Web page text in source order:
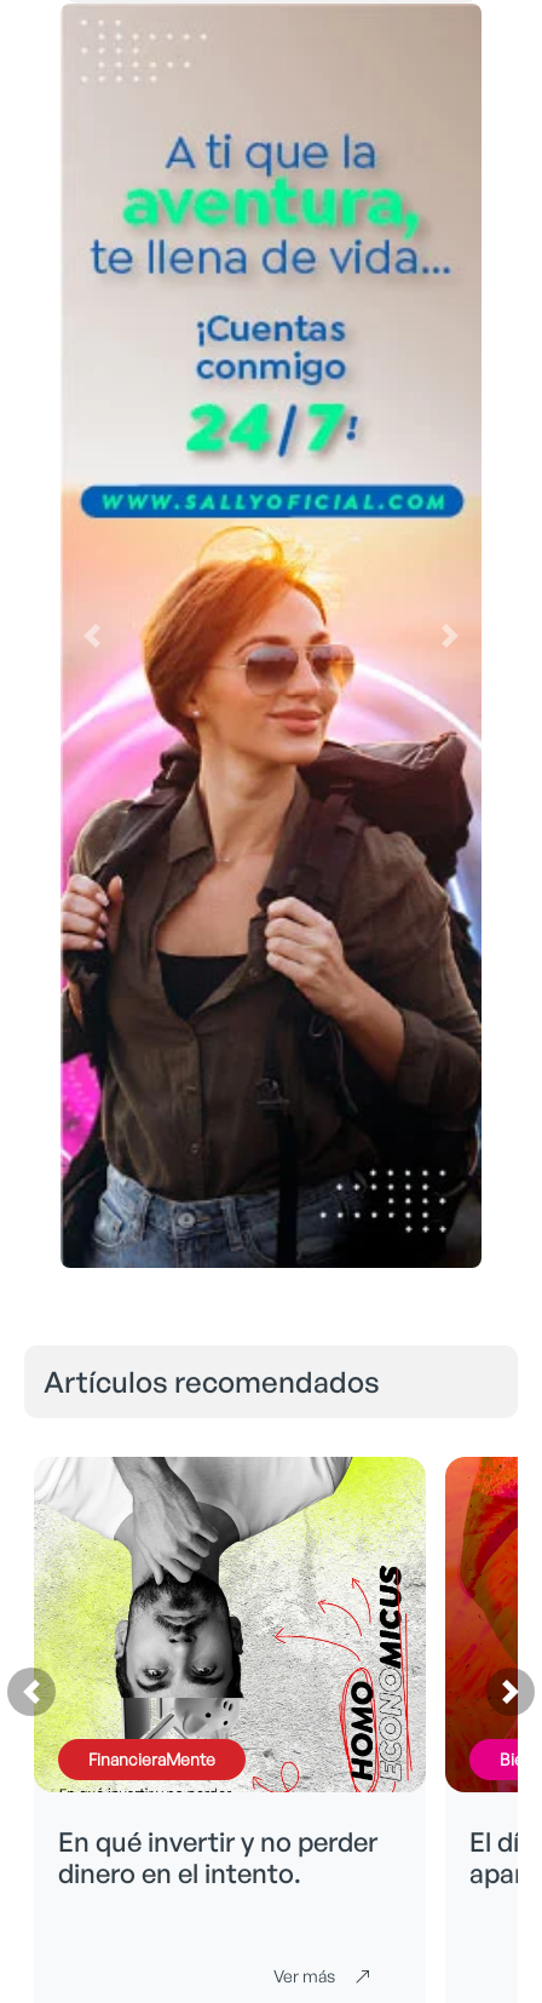
recomendamos usar audífonos.
Previous Next
Artículos recomendados
FinancieraMente
En qué invertir y no perder
dinero en el intento.
Ver más
El